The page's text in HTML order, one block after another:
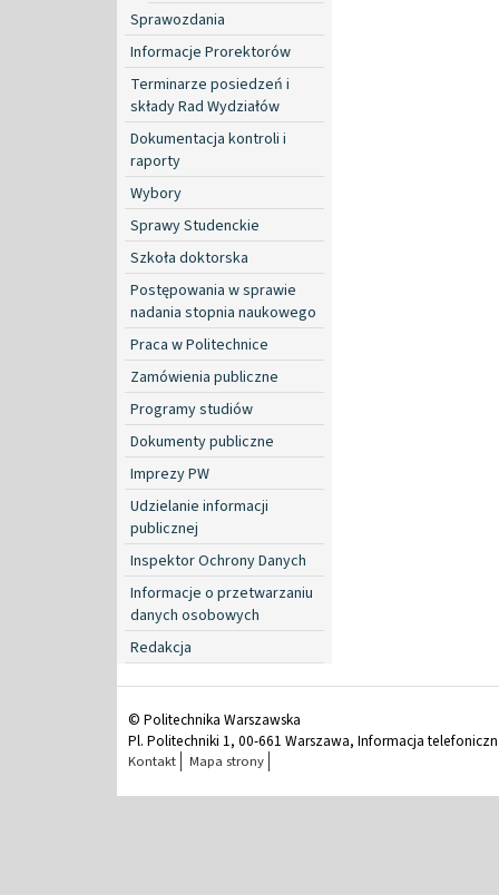
Sprawozdania
Informacje Prorektorów
Terminarze posiedzeń i
składy Rad Wydziałów
Dokumentacja kontroli i
raporty
Wybory
Sprawy Studenckie
Szkoła doktorska
Postępowania w sprawie
nadania stopnia naukowego
Praca w Politechnice
Zamówienia publiczne
Programy studiów
Dokumenty publiczne
Imprezy PW
Udzielanie informacji
publicznej
Inspektor Ochrony Danych
Informacje o przetwarzaniu
danych osobowych
Redakcja
© Politechnika Warszawska
Pl. Politechniki 1, 00-661 Warszawa, Informacja
Kontakt Mapa strony